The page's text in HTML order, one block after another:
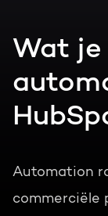
Wat
Automation
commerciële